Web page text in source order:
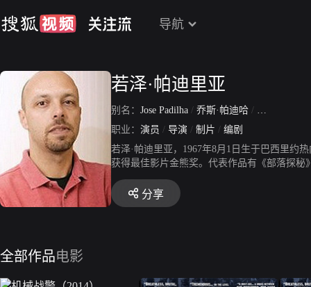
导航
若泽·帕迪里亚
别名： Jose Padilha / 乔斯·帕迪哈 / 若泽·帕迪
职业： 演员 / 导演 / 制片 / 编剧
若泽·帕迪里亚，1967年8月1日生于巴西里约
获得最佳影片金熊奖。代表作品有《部落探秘
分享
全部作品电影